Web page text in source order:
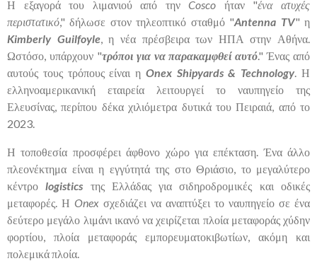
Η εξαγορά του λιμανιού από τηνCosco ήταν "ένα ατυχές
περιστατικό," δήλωσε στον τηλεοπτικό σταθμό "Antenna TV" η
Kimberly Guilfoyle, η νέα πρέσβειρα των ΗΠΑ στην Αθήνα.
Ωστόσο, υπάρχουν "τρόποι για να παρακαμφθεί αυτό." Ένας από
αυτούς τους τρόπους είναι η Onex Shipyards & Technology. Η
ελληνοαμερικανική εταιρεία λειτουργεί το ναυπηγείο της
Ελευσίνας, περίπου δέκα χιλιόμετρα δυτικά του Πειραιά, από το
2023.
Η τοποθεσία προσφέρει άφθονο χώρο για επέκταση. Ένα άλλο
πλεονέκτημα είναι η εγγύτητά της στο Θριάσιο, το μεγαλύτερο
κέντροlogistics της Ελλάδας για σιδηροδρομικές και οδικές
μεταφορές. Η Onex σχεδιάζει να αναπτύξει το ναυπηγείο σε ένα
δεύτερο μεγάλο λιμάνι ικανό να χειρίζεται πλοία μεταφοράς χύδην
φορτίου, πλοία μεταφοράς εμπορευματοκιβωτίων, ακόμη και
πολεμικά πλοία.